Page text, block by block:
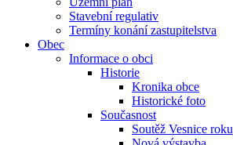
Stavební regulativ
Termíny konání zastupitelstva
Obec
Informace o obci
Historie
Kronika obce
Historické foto
Současnost
Soutěž Vesnice roku